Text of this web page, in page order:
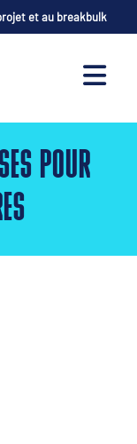
et au breakbulk
POUR